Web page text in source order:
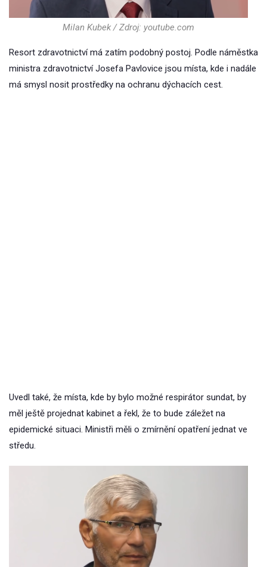
Milan Kubek / Zdroj: youtube.com
Resort zdravotnictví má zatím podobný postoj. Podle náměstka
ministra zdravotnictví Josefa Pavlovice jsou místa, kde i nadále
má smysl nosit prostředky na ochranu dýchacích cest.
Uvedl také, že místa, kde by bylo možné respirátor sundat, by
měl ještě projednat kabinet a řekl, že to bude záležet na
epidemické situaci. Ministři měli o zmírnění opatření jednat ve
středu.